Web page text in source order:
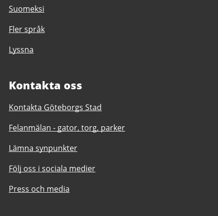
Suomeksi
Fler språk
Lyssna
Kontakta oss
Kontakta Göteborgs Stad
Felanmälan - gator, torg, parker
Lämna synpunkter
Följ oss i sociala medier
Press och media